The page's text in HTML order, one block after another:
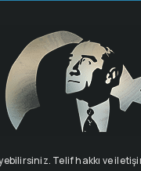
Telif hakkı ve